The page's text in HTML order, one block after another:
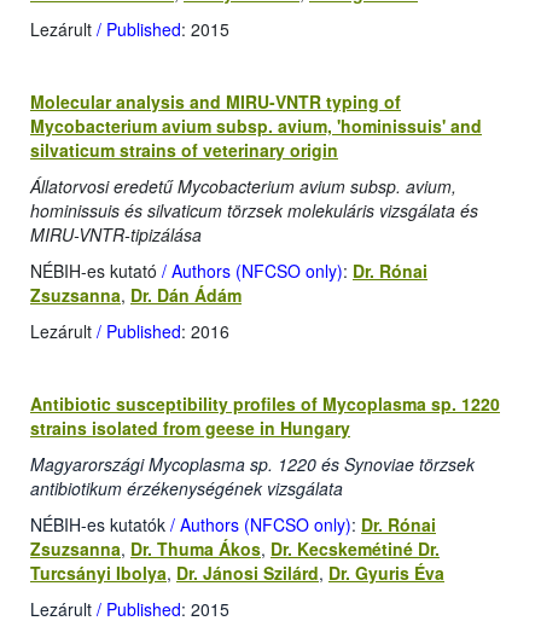
Lezárult / Published: 2015
Molecular analysis and MIRU-VNTR typing of
Mycobacterium avium subsp. avium, 'hominissuis' and
silvaticum strains of veterinary origin
Állatorvosi eredetű Mycobacterium avium subsp. avium,
hominissuis és silvaticum törzsek molekuláris vizsgálata és
MIRU-VNTR-tipizálása
NÉBIH-es kutató / Authors (NFCSO only): Dr. Rónai
Zsuzsanna, Dr. Dán Ádám
Lezárult / Published: 2016
Antibiotic susceptibility profiles of Mycoplasma sp. 1220
strains isolated from geese in Hungary
Magyarországi Mycoplasma sp. 1220 és Synoviae törzsek
antibiotikum érzékenységének vizsgálata
NÉBIH-es kutatók / Authors (NFCSO only): Dr. Rónai
Zsuzsanna, Dr. Thuma Ákos, Dr. Kecskemétiné Dr.
Turcsányi Ibolya, Dr. Jánosi Szilárd, Dr. Gyuris Éva
Lezárult / Published: 2015